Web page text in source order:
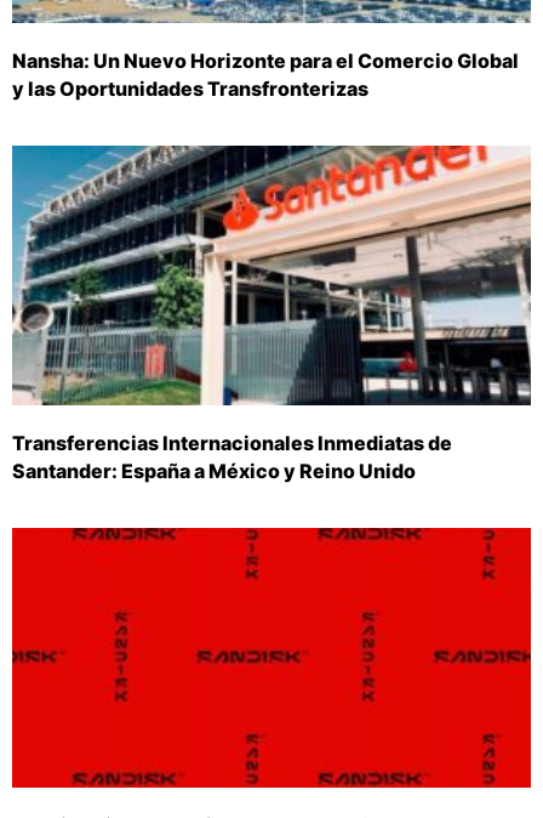
Nansha: Un Nuevo Horizonte para el Comercio Global
y las Oportunidades Transfronterizas
Transferencias Internacionales Inmediatas de
Santander: España a México y Reino Unido